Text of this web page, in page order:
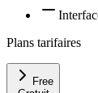
Plans tarifaires
Free